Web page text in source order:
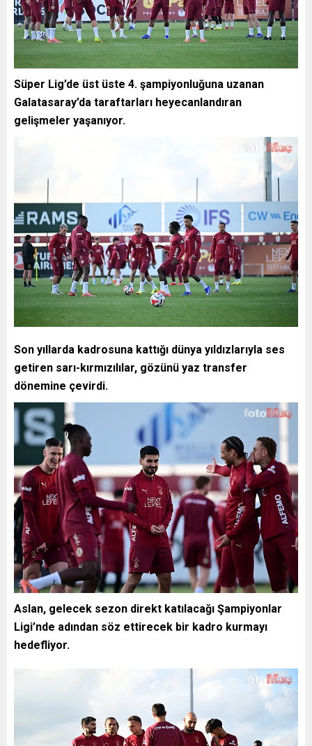
Süper Lig’de üst üste 4. şampiyonluğuna uzanan
Galatasaray’da taraftarları heyecanlandıran
gelişmeler yaşanıyor.
Son yıllarda kadrosuna kattığı dünya yıldızlarıyla ses
getiren sarı-kırmızılılar, gözünü yaz transfer
dönemine çevirdi.
Aslan, gelecek sezon direkt katılacağı Şampiyonlar
Ligi’nde adından söz ettirecek bir kadro kurmayı
hedefliyor.